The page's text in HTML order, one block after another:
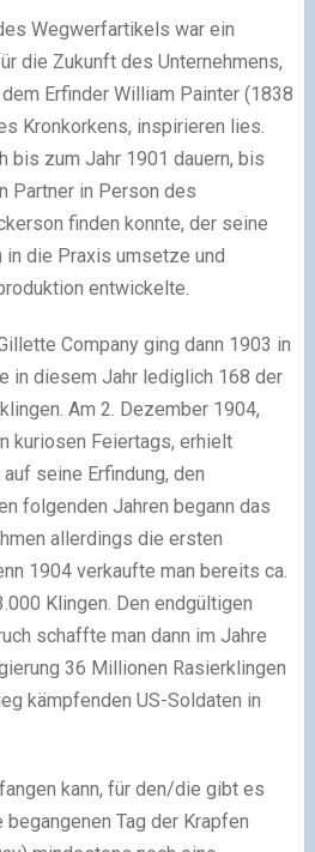
Wegwerfartikels war ein
die Zukunft des Unternehmens,
Erfinder William Painter (1838
Kronkorkens, inspirieren lies.
bis zum Jahr 1901 dauern, bis
Partner in Person des
finden konnte, der seine
in die Praxis umsetze und
entwickelte.
Company ging dann 1903 in
in diesem Jahr lediglich 168 der
Am 2. Dezember 1904,
kuriosen Feiertags, erhielt
seine Erfindung, den
folgenden Jahren begann das
allerdings die ersten
1904 verkaufte man bereits ca.
Klingen. Den endgültigen
schaffte man dann im Jahre
36 Millionen Rasierklingen
kämpfenden US-Soldaten in
kann, für den/die gibt es
Tag der Krapfen